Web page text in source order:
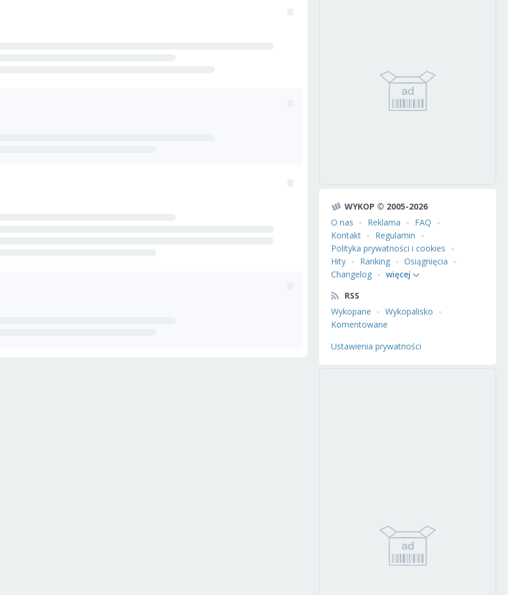
WYKOP © 2005-2026
O nas
Reklama
FAQ
Kontakt
Regulamin
Polityka prywatności i cookies
Hity
Ranking
Osiągnięcia
Changelog
więcej
RSS
Wykopane
Wykopalisko
Komentowane
Ustawienia prywatności